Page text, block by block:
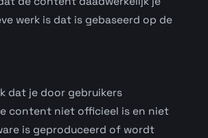
werk is dat is gebaseerd op de
dat je door gebruikers
content niet officieel is en niet
is geproduceerd of wordt